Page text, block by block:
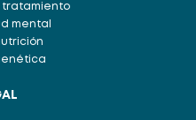
tratamiento
mental